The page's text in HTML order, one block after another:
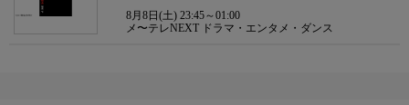
8月8日(土) 23:45～01:00
メ〜テレNEXT ドラマ・エンタメ・ダンス